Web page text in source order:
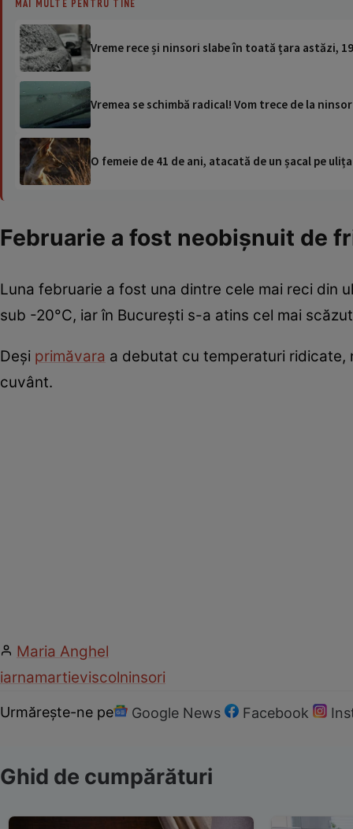
MAI MULTE PENTRU TINE
Vreme rece și ninsori slabe în toată țara astăzi,
Vremea se schimbă radical! Vom trece de la
O femeie de 41 de ani, atacată de un șacal pe
Februarie a fost neobișnuit de
Luna februarie a fost una dintre cele mai reci din
sub -20°C, iar în București s-a atins cel mai
Deși primăvara a debutat cu temperaturi ridicate,
cuvânt.
Maria Anghel
iarnamartieviscolninsori
Urmărește-ne pe Google News Facebook
Ghid de cumpărături